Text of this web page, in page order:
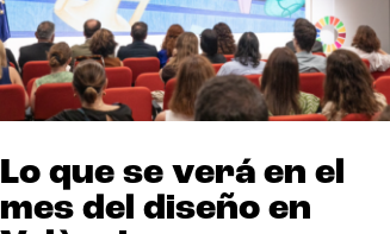
Lo que se verá en el
mes del diseño en